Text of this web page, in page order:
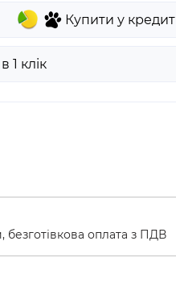
Купити у кредит
1 клiк
безготівкова оплата з ПДВ
перед оплатою